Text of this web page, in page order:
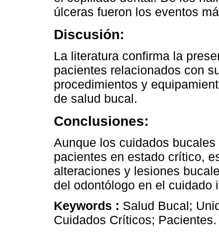
úlceras fueron los eventos
Discusión:
La literatura confirma la
pacientes relacionados con
procedimientos y
de salud bucal.
Conclusiones:
Aunque los cuidados
pacientes en estado crítico,
alteraciones y lesiones
del odontólogo en el cuidado
Keywords : Salud Bucal;
Cuidados Críticos; Pacientes.